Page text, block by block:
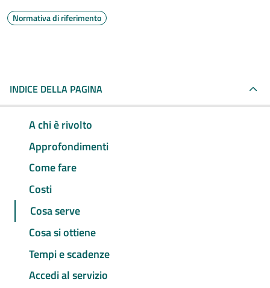
Normativa di riferimento
INDICE DELLA PAGINA
A chi è rivolto
Approfondimenti
Come fare
Costi
Cosa serve
Cosa si ottiene
Tempi e scadenze
Accedi al servizio